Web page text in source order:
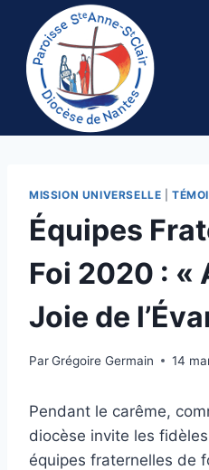
contenu
MISSION UNIVERSELLE |
Équipes
Foi 2020 : «
Joie de
ParGrégoire Germain 14
Pendant le carême,
diocèse invite les
équipes fraternelles de